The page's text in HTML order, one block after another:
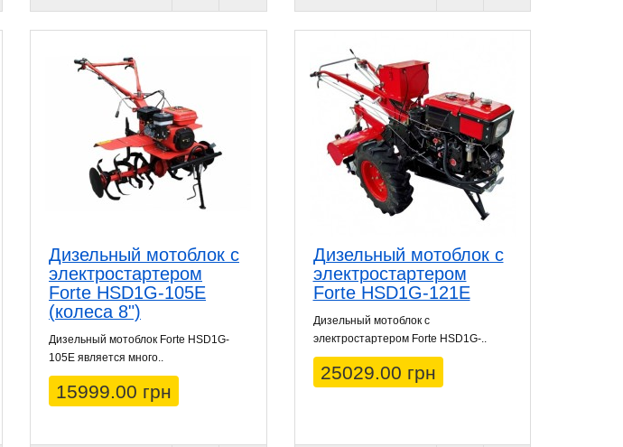
Дизельный мотоблок с
электростартером
Forte HSD1G-105E
(колеса 8")
Дизельный мотоблок Forte HSD1G-
105E является много..
15999.00 грн
Дизельный мотоблок с
электростартером
Forte HSD1G-121E
Дизельный мотоблок с
электростартером Forte HSD1G-..
25029.00 грн